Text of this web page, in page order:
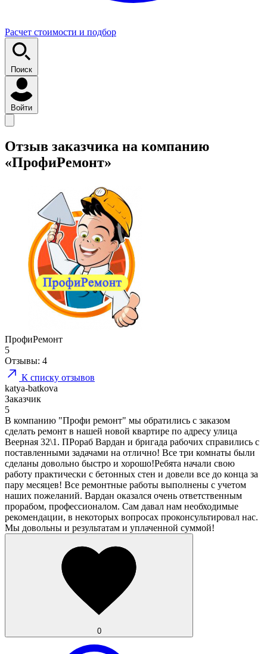
Расчет стоимости и подбор
Поиск
Войти
Отзыв заказчика на компанию
«ПрофиРемонт»
ПрофиРемонт
5
Отзывы: 4
К списку отзывов
katya-batkova
Заказчик
5
В компанию "Профи ремонт" мы обратились с заказом
сделать ремонт в нашей новой квартире по адресу улица
Веерная 32\1. ПРораб Вардан и бригада рабочих справились с
поставленными задачами на отлично! Все три комнаты были
сделаны довольно быстро и хорошо!Ребята начали свою
работу практически с бетонных стен и довели все до конца за
пару месяцев! Все ремонтные работы выполнены с учетом
наших пожеланий. Вардан оказался очень ответственным
прорабом, профессионалом. Сам давал нам необходимые
рекомендации, в некоторых вопросах проконсультировал нас.
Мы довольны и результатам и уплаченной суммой!
0